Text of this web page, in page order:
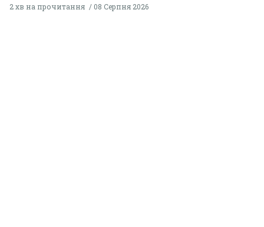
2 хв на прочитання 08 Серпня 2026